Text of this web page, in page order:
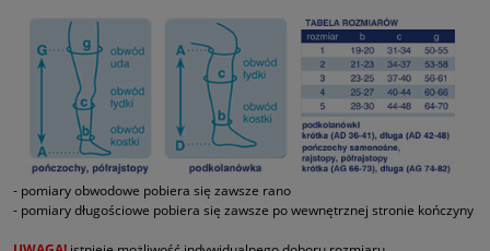
- pomiary obwodowe pobiera się zawsze rano
- pomiary długościowe pobiera się zawsze po wewnętrznej stronie kończyny